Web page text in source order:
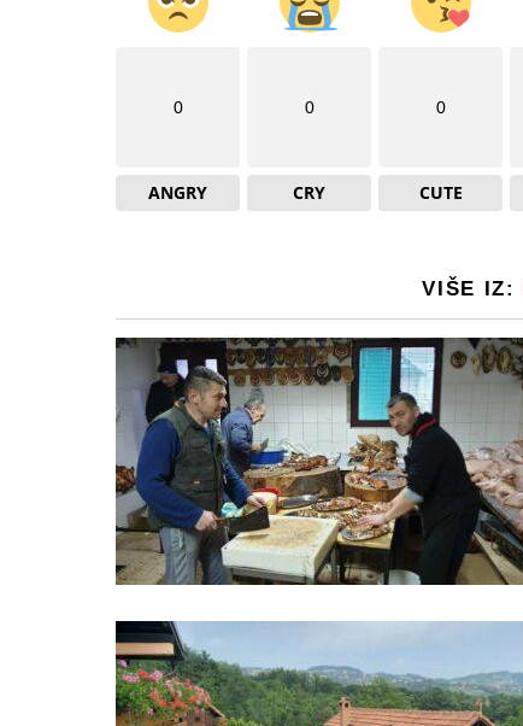
0
ANGRY
0
CRY
0
CUTE
VIŠE IZ: